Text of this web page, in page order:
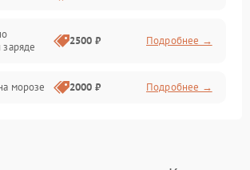
заряде
2500 ₽ Подробнее →
морозе 2000 ₽ Подробнее →